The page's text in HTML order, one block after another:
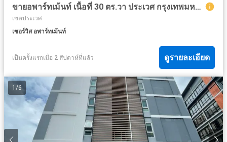
ขายอพาร์ทเม้นท์ เนื้อที่ 30 ตร.วา ประเวศ กรุงเทพมหานคร
เขตประเวศ
เซอร์วิส อพาร์ทเม้นท์
เป็นครั้งแรกเมื่อ 2 สัปดาห์ที่แล้ว ดูรายละเอียด
1 /6